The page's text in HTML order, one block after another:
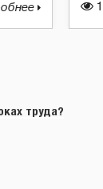
труда?